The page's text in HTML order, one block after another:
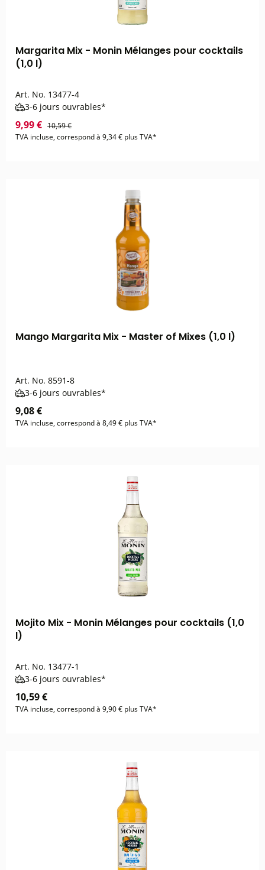
Margarita Mix - Monin Mélanges pour cocktails
(1,0 l)
Art. No. 13477-4
3-6 jours ouvrables*
9,99 € 10,59 €
TVA incluse, correspond à 9,34 € plus TVA*
Mango Margarita Mix - Master of Mixes (1,0 l)
Art. No. 8591-8
3-6 jours ouvrables*
9,08 €
TVA incluse, correspond à 8,49 € plus TVA*
Mojito Mix - Monin Mélanges pour cocktails (1,0
l)
Art. No. 13477-1
3-6 jours ouvrables*
10,59 €
TVA incluse, correspond à 9,90 € plus TVA*